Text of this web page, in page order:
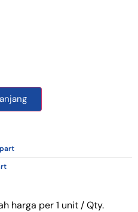
harga per 1 unit / Qty.